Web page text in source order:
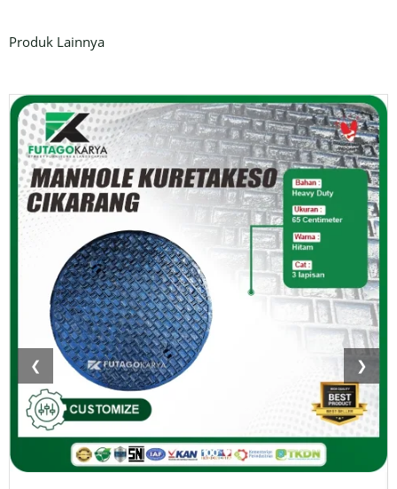
Produk Lainnya
❮ ❯